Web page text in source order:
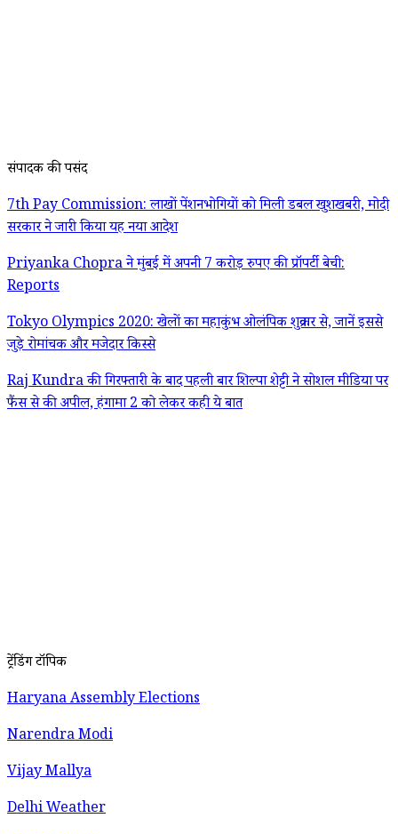
संपादक की पसंद
7th Pay Commission: लाखों पेंशनभोगियों को मिली डबल खुशखबरी, मोदी
सरकार ने जारी किया यह नया आदेश
Priyanka Chopra ने मुंबई में अपनी 7 करोड़ रुपए की प्रॉपर्टी बेची:
Reports
Tokyo Olympics 2020: खेलों का महाकुंभ ओलंपिक शुक्रवार से, जानें इससे
जुड़े रोमांचक और मजेदार किस्से
Raj Kundra की गिरफ्तारी के बाद पहली बार शिल्पा शेट्टी ने सोशल मीडिया पर
फैंस से की अपील, हंगामा 2 को लेकर कही ये बात
ट्रेंडिंग टॉपिक
Haryana Assembly Elections
Narendra Modi
Vijay Mallya
Delhi Weather